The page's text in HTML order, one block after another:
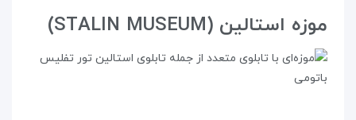
موزه استالین (STALIN MUSEUM)